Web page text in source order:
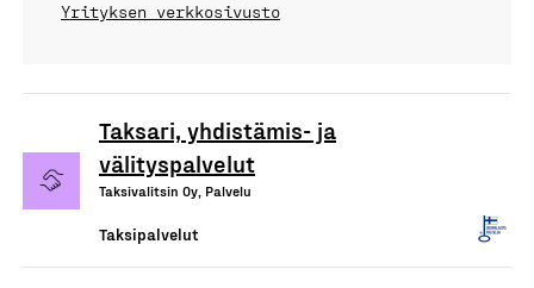
Yrityksen verkkosivusto
Taksari, yhdistämis- ja
välityspalvelut
Taksivalitsin Oy, Palvelu
Taksipalvelut